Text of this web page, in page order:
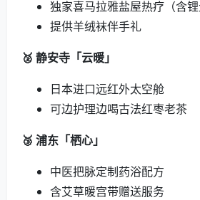
独家喜马拉雅盐屋热疗（含锂
提供羊绒袜伴手礼
🥈 静安寺「云暖」
日本进口远红外太空舱
可边护理边喝古法红枣老茶
🥉 浦东「栖心」
中医把脉定制药浴配方
含艾草暖宫带赠送服务